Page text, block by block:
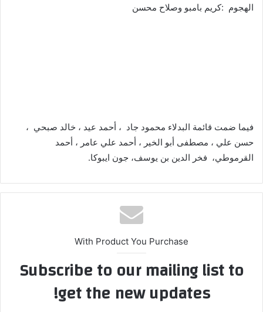
الهجوم :كريم بامبو وصلاح محسن
فيما ضمت قائمة البدلاء محمود جاد ، أحمد عيد ، خالد صبحي ،
حسن علي ، مصطفى أبو الخير ، أحمد علي عامر ، أحمد
القرموطي، فخر الدين بن يوسف، جون ايبوكا.
With Product You Purchase
Subscribe to our mailing list to
get the new updates!